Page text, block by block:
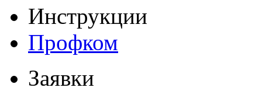
Инструкции
Профком
Заявки